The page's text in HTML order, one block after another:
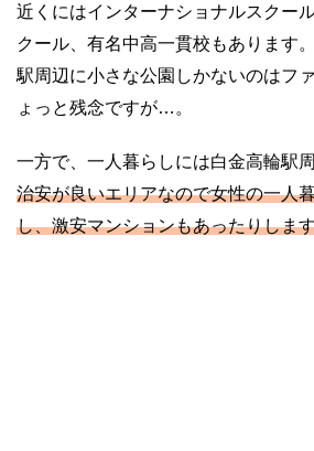
近くにはインターナショナルスクー
クール、有名中高一貫校もあります。
駅周辺に小さな公園しかないのはフ
ょっと残念ですが…。
一方で、一人暮らしには白金高輪駅
治安が良いエリアなので女性の一人
し、激安マンションもあったりしま